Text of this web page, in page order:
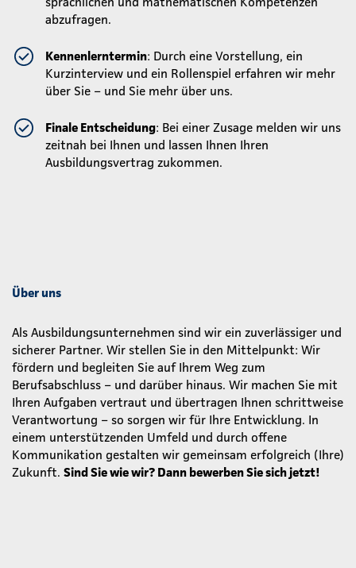
abzufragen.
Kennenlerntermin: Durch eine Vorstellung, ein
Kurzinterview und ein Rollenspiel erfahren wir mehr
über Sie – und Sie mehr über uns.
Finale Entscheidung: Bei einer Zusage melden wir uns
zeitnah bei Ihnen und lassen Ihnen Ihren
Ausbildungsvertrag zukommen.
Über uns
Als Ausbildungsunternehmen sind wir ein zuverlässiger und
sicherer Partner. Wir stellen Sie in den Mittelpunkt: Wir
fördern und begleiten Sie auf Ihrem Weg zum
Berufsabschluss – und darüber hinaus. Wir machen Sie mit
Ihren Aufgaben vertraut und übertragen Ihnen schrittweise
Verantwortung – so sorgen wir für Ihre Entwicklung. In
einem unterstützenden Umfeld und durch offene
Kommunikation gestalten wir gemeinsam erfolgreich (Ihre)
Zukunft. Sind Sie wie wir? Dann bewerben Sie sich jetzt!